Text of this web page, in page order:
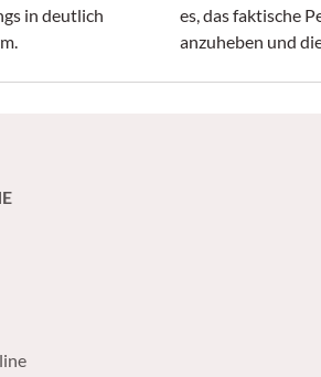
in deutlich
es, das faktische
anzuheben und